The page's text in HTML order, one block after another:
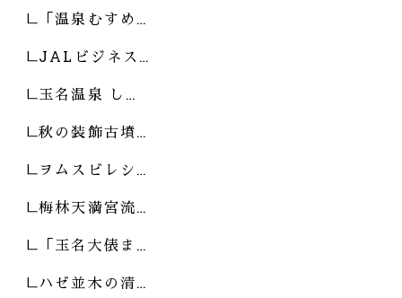
「温泉むすめ…
JALビジネス…
玉名温泉 し…
秋の装飾古墳…
ヲムスビレシ…
梅林天満宮流…
「玉名大俵ま…
ハゼ並木の清…